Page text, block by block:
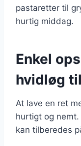
pastaretter til
hurtig middag.
Enkel
hvidløg
At lave en ret
hurtigt og
kan tilberedes